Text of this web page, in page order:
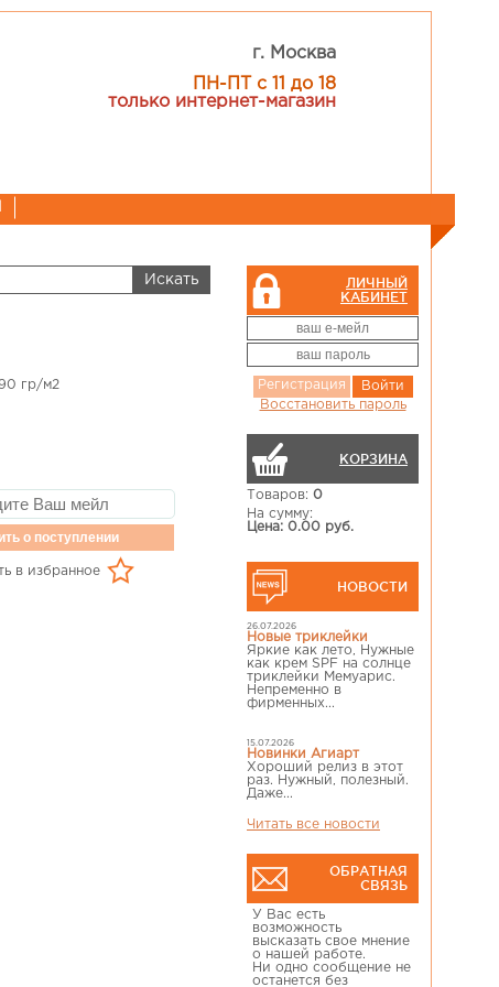
г. Москва
ПН-ПТ с 11 до 18
только интернет-магазин
ЛИЧНЫЙ
КАБИНЕТ
Регистрация
Войти
Восстановить пароль
КОРЗИНА
Товаров: 0
На сумму:
Цена: 0.00 руб.
НОВОСТИ
26.07.2026
Новые триклейки
Яркие как лето, Нужные
как крем SPF на солнце
триклейки Мемуарис.
Непременно в
фирменных...
15.07.2026
Новинки Агиарт
Хороший релиз в этот
раз. Нужный, полезный.
Даже...
Читать все новости
ОБРАТНАЯ
СВЯЗЬ
У Вас есть
возможность
высказать свое мнение
о нашей работе.
Ни одно сообщение не
останется без
гр/м2
о поступлении
в избранное